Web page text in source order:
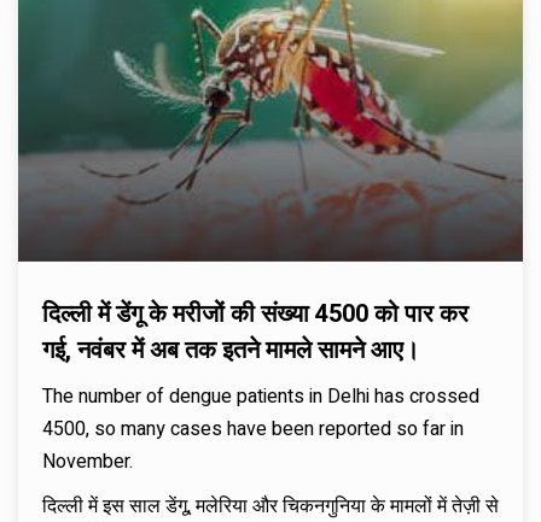
दिल्ली में डेंगू के मरीजों की संख्या 4500 को पार कर
गई, नवंबर में अब तक इतने मामले सामने आए।
The number of dengue patients in Delhi has crossed
4500, so many cases have been reported so far in
November.
दिल्ली में इस साल डेंगू, मलेरिया और चिकनगुनिया के मामलों में तेज़ी से